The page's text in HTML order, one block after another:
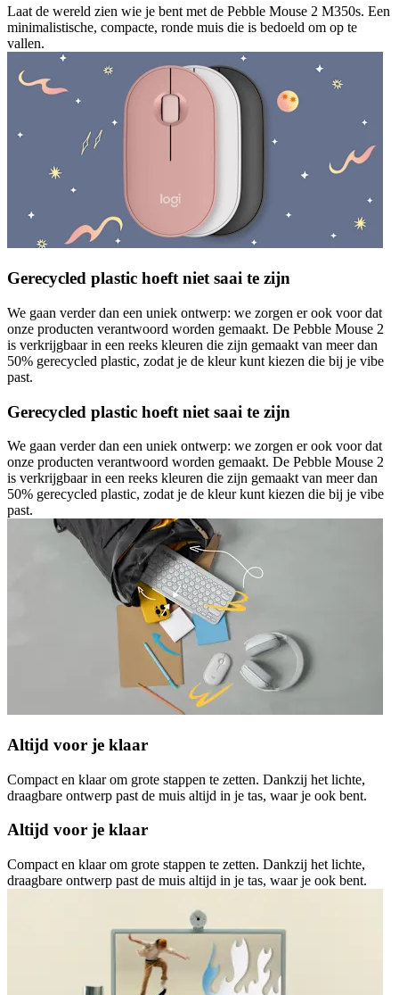
Laat de wereld zien wie je bent met de Pebble Mouse 2 M350s. Een
minimalistische, compacte, ronde muis die is bedoeld om op te
vallen.
Gerecycled plastic hoeft niet saai te zijn
We gaan verder dan een uniek ontwerp: we zorgen er ook voor dat
onze producten verantwoord worden gemaakt. De Pebble Mouse 2
is verkrijgbaar in een reeks kleuren die zijn gemaakt van meer dan
50% gerecycled plastic, zodat je de kleur kunt kiezen die bij je vibe
past.
Gerecycled plastic hoeft niet saai te zijn
We gaan verder dan een uniek ontwerp: we zorgen er ook voor dat
onze producten verantwoord worden gemaakt. De Pebble Mouse 2
is verkrijgbaar in een reeks kleuren die zijn gemaakt van meer dan
50% gerecycled plastic, zodat je de kleur kunt kiezen die bij je vibe
past.
Altijd voor je klaar
Compact en klaar om grote stappen te zetten. Dankzij het lichte,
draagbare ontwerp past de muis altijd in je tas, waar je ook bent.
Altijd voor je klaar
Compact en klaar om grote stappen te zetten. Dankzij het lichte,
draagbare ontwerp past de muis altijd in je tas, waar je ook bent.